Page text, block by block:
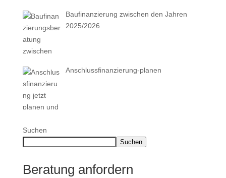
Baufinanzierung zwischen den Jahren
2025/2026
Anschlussfinanzierung-planen
Suchen
Suchen
Beratung anfordern